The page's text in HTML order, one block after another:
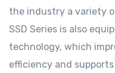
the industry a variety
SSD Series is also
technology, which
efficiency and